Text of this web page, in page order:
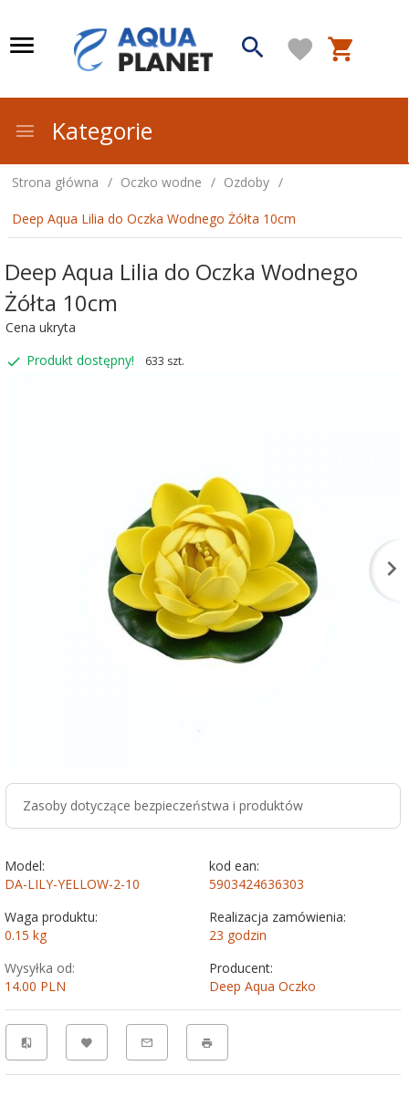
Kategorie
Strona główna Oczko wodne Ozdoby
Deep Aqua Lilia do Oczka Wodnego Żółta 10cm
Deep Aqua Lilia do Oczka Wodnego
Żółta 10cm
Cena ukryta
Produkt dostępny!
633 szt.
Zasoby dotyczące bezpieczeństwa i produktów
Model:
DA-LILY-YELLOW-2-10
kod ean:
5903424636303
Waga produktu:
0.15 kg
Realizacja zamówienia:
23 godzin
Wysyłka od:
14.00 PLN
Producent:
Deep Aqua Oczko